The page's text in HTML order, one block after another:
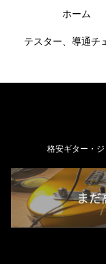
格安ギター・
ホーム
テスター、導通チ